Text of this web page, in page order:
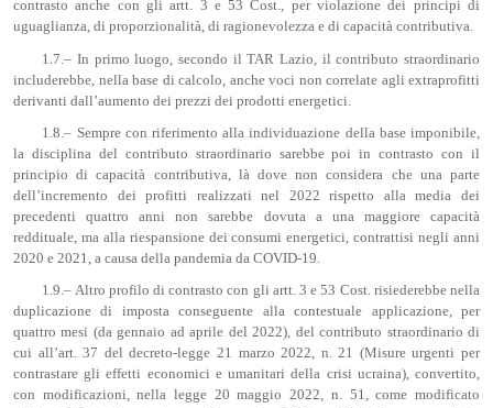
contrasto anche con gli artt. 3 e 53 Cost., per violazione dei principi di
uguaglianza, di proporzionalità, di ragionevolezza e di capacità contributiva.
1.7.– In primo luogo, secondo il TAR Lazio, il contributo straordinario
includerebbe, nella base di calcolo, anche voci non correlate agli extraprofitti
derivanti dall’aumento dei prezzi dei prodotti energetici.
1.8.– Sempre con riferimento alla individuazione della base imponibile,
la disciplina del contributo straordinario sarebbe poi in contrasto con il
principio di capacità contributiva, là dove non considera che una parte
dell’incremento dei profitti realizzati nel 2022 rispetto alla media dei
precedenti quattro anni non sarebbe dovuta a una maggiore capacità
reddituale, ma alla riespansione dei consumi energetici, contrattisi negli anni
2020 e 2021, a causa della pandemia da COVID-19.
1.9.– Altro profilo di contrasto con gli artt. 3 e 53 Cost. risiederebbe nella
duplicazione di imposta conseguente alla contestuale applicazione, per
quattro mesi (da gennaio ad aprile del 2022), del contributo straordinario di
cui all’art. 37 del decreto-legge 21 marzo 2022, n. 21 (Misure urgenti per
contrastare gli effetti economici e umanitari della crisi ucraina), convertito,
con modificazioni, nella legge 20 maggio 2022, n. 51, come modificato